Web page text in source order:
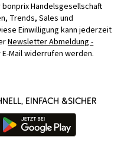
Handelsgesellschaft
Trends, Sales und
Einwilligung kann jederzeit
Newsletter Abmeldung -
Mail widerrufen werden.
EINFACH &SICHER